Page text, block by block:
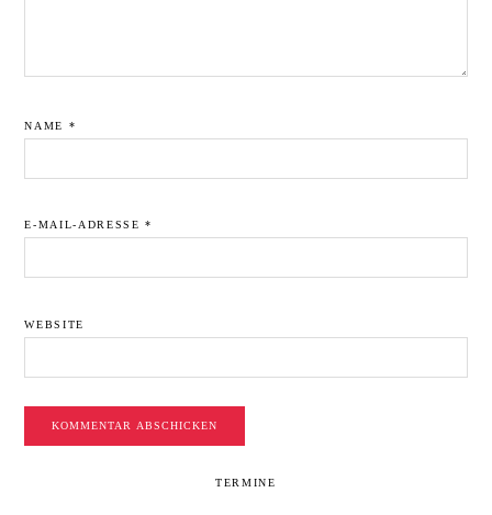
NAME *
E-MAIL-ADRESSE*
WEBSITE
TERMINE